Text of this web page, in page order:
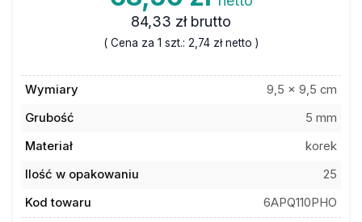
84,33 zł brutto
( Cena za 1 szt.: 2,74 złnetto )
Wymiary
9,5 x 9,5 cm
Grubość
5 mm
Materiał
korek
Ilość w opakowaniu
25
Kod towaru
6APQ110PHO